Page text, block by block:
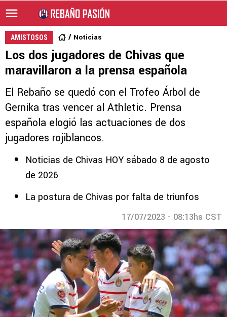
AMISTOSOS Noticias
Los dos jugadores de Chivas que
maravillaron a la prensa española
El Rebaño se quedó con el Trofeo Árbol de
Gernika tras vencer al Athletic. Prensa
española elogió las actuaciones de dos
jugadores rojiblancos.
Noticias de Chivas HOY sábado 8 de agosto
de 2026
La postura de Chivas por falta de triunfos
17/07/2023 - 08:13hs CST